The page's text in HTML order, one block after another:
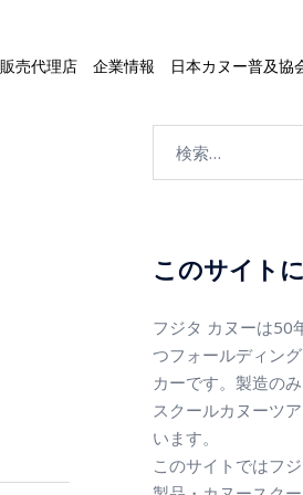
販売代理店 企業情報 日本カヌー普及協
このサイト
フジタ カヌーは50
つフォールディン
カーです。製造の
スクールカヌーツ
います。
このサイトではフ